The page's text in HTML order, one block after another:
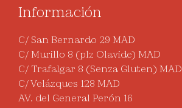
Información
C/ San Bernardo 29 MAD
C/ Murillo 8 (plz Olavide) MAD
C/ Trafalgar 8 (Senza Gluten) MAD
C/ Velázques 128 MAD
AV. del General Perón 16